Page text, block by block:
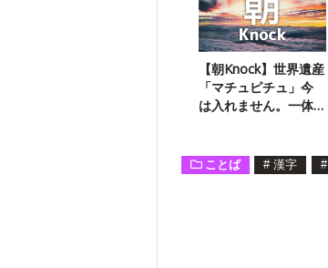
【朝Knock】世界遺産
「マチュピチュ」今
は入れません。一体
ことば # 漢字 #